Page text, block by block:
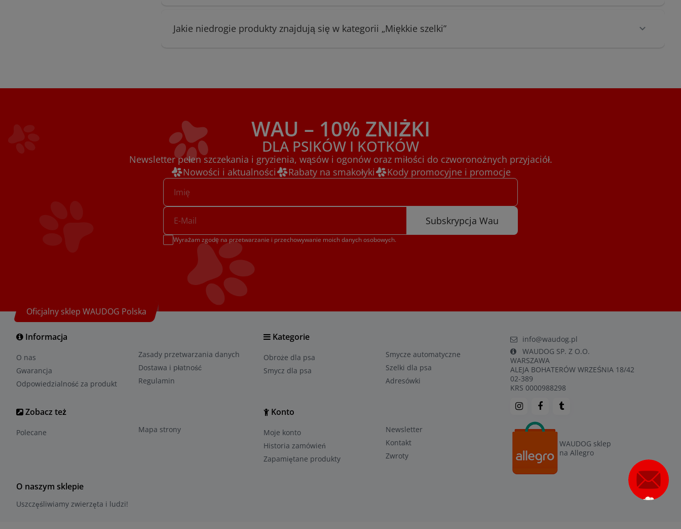
Jakie niedrogie produkty znajdują się w kategorii „Miękkie szelki”
WAU – 10% ZNIŻKI
DLA PSIKÓW I KOTKÓW
Newsletter pełen szczekania i gryzienia, wąsów i ogonów oraz miłości do czworonożnych przyjaciół.
Nowości i aktualności
Rabaty na smakołyki Kody promocyjne i promocje
Subskrypcja Wau
Wyrażam zgodę na przetwarzanie i przechowywanie moich danych osobowych.
Oficjalny sklep WAUDOG Polska
Informacja
O nas
Gwarancja
Odpowiedzialność za produkt
Zasady przetwarzania danych
Dostawa i płatność
Regulamin
Kategorie
Obroże dla psa
Smycz dla psa
Smyczе automatyczne
Szelki dla psa
Adresówki
Zobacz też
Polecane Mapa strony
Konto
Moje konto
Historia zamówień
Zapamiętane produkty
Newsletter
Kontakt
Zwroty
info@waudog.pl
WAUDOG SP. Z O.O.
WARSZAWA
ALEJA BOHATERÓW WRZEŚNIA 18/42
02-389
KRS 0000988298
WAUDOG sklep
na Allegro
O naszym sklepie
Uszczęśliwiamy zwierzęta i ludzi!